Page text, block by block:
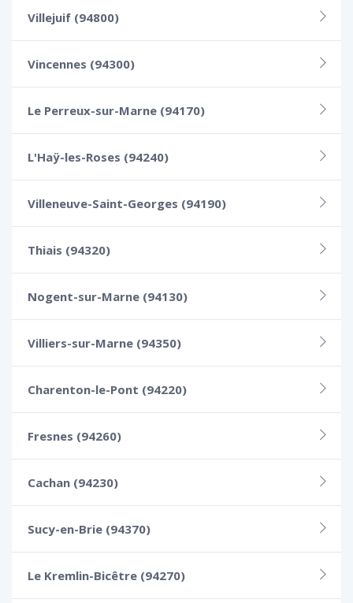
Villejuif (94800)
Vincennes (94300)
Le Perreux-sur-Marne (94170)
L'Haÿ-les-Roses (94240)
Villeneuve-Saint-Georges (94190)
Thiais (94320)
Nogent-sur-Marne (94130)
Villiers-sur-Marne (94350)
Charenton-le-Pont (94220)
Fresnes (94260)
Cachan (94230)
Sucy-en-Brie (94370)
Le Kremlin-Bicêtre (94270)